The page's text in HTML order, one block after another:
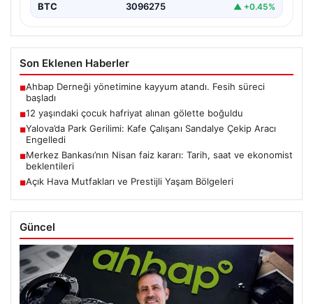
BTC 3096275 ▲ +0.45%
Son Eklenen Haberler
■Ahbap Derneği yönetimine kayyum atandı. Fesih süreci
başladı
■12 yaşındaki çocuk hafriyat alınan gölette boğuldu
■Yalova’da Park Gerilimi: Kafe Çalışanı Sandalye Çekip Aracı
Engelledi
■Merkez Bankası’nın Nisan faiz kararı: Tarih, saat ve ekonomist
beklentileri
■Açık Hava Mutfakları ve Prestijli Yaşam Bölgeleri
Güncel